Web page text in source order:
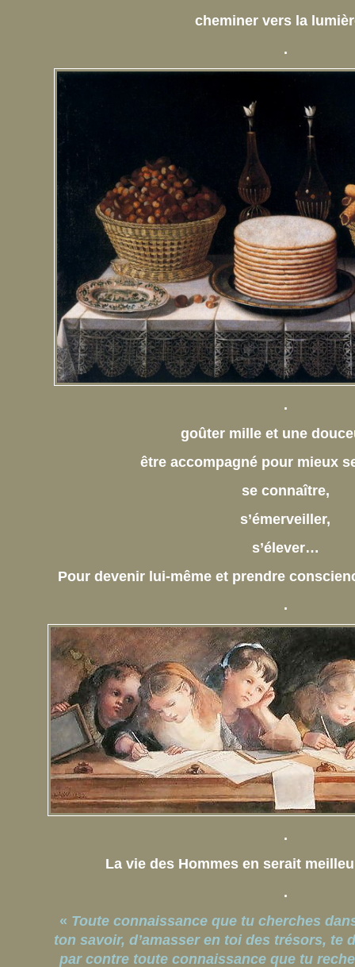
cheminer vers la
.
.
goûter mille et une
être accompagné pour mieux
se connaître,
s’émerveiller,
s’élever…
Pour devenir lui-même et prendre
.
.
La vie des Hommes en serait
.
« Toute connaissance que tu cherches
ton savoir, d’amasser en toi des trésors, te
par contre toute connaissance que tu